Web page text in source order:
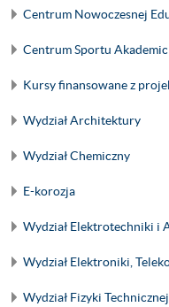
Centrum Nowoczesnej
Centrum Sportu
Kursy finansowane z
Wydział Architektury
Wydział Chemiczny
E-korozja
Wydział Elektrotechniki i
Wydział Elektroniki,
Wydział Fizyki